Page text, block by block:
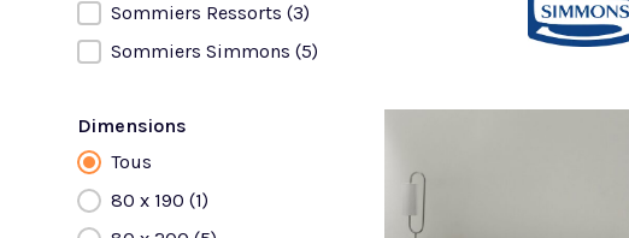
Sommiers Ressorts (3)
Sommiers Simmons (5)
Dimensions
Dimensions
Tous
80 x 190 (1)